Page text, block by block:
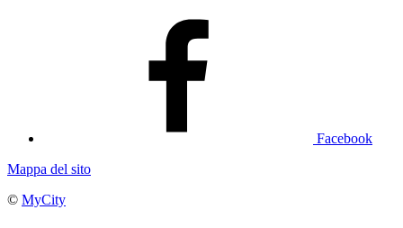
Facebook
Mappa del sito
© MyCity